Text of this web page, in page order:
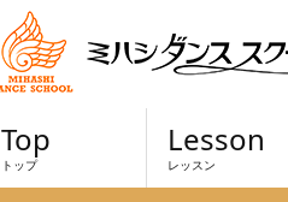
Top
トップ
Lesson
レッスン